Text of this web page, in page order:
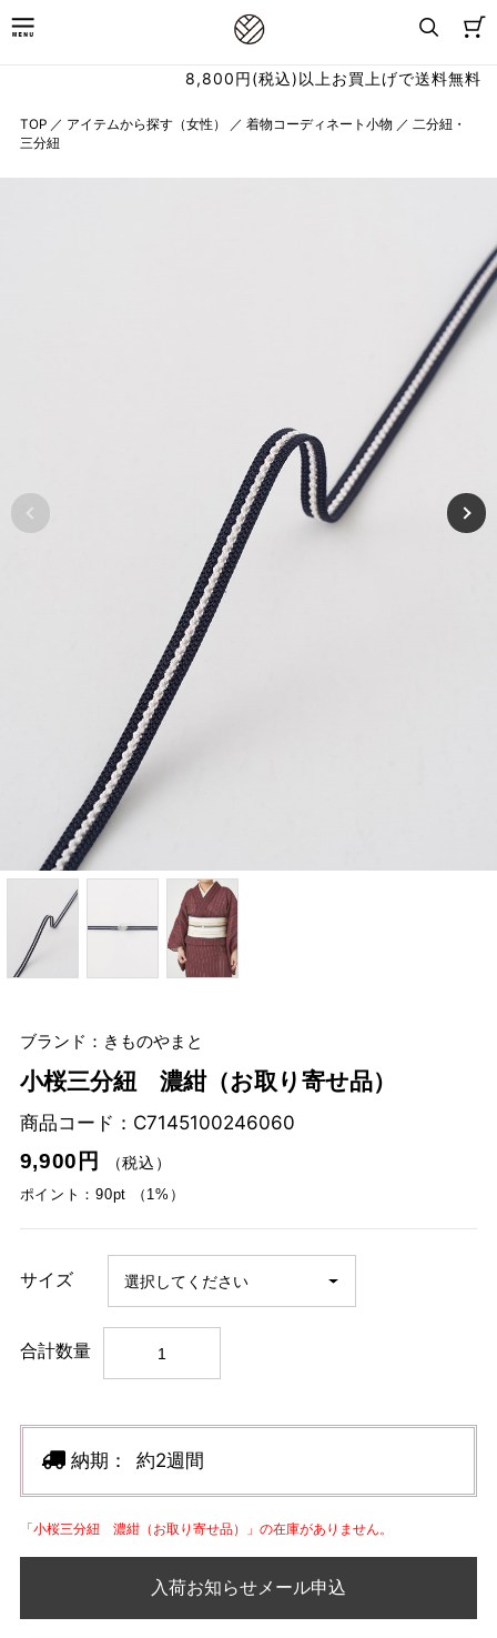
8,800円(税込)以上お買上げで送料無料
TOP ／ アイテムから探す（女性） ／ 着物コーディネート小物 ／ 二分紐・
三分紐
ブランド：きものやまと
小桜三分紐 濃紺（お取り寄せ品）
商品コード： C7145100246060
9,900円
（税込）
ポイント：90pt （1%）
サイズ
合計数量
納期： 約2週間
「小桜三分紐 濃紺（お取り寄せ品）」の在庫がありません。
入荷お知らせメール申込